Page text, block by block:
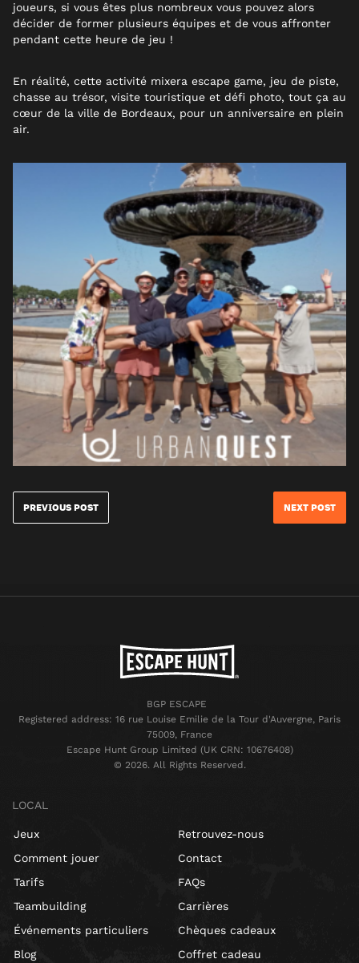
joueurs, si vous êtes plus nombreux vous pouvez alors
décider de former plusieurs équipes et de vous affronter
pendant cette heure de jeu !
En réalité, cette activité mixera escape game, jeu de piste,
chasse au trésor, visite touristique et défi photo, tout ça au
cœur de la ville de Bordeaux, pour un anniversaire en plein
air.
PREVIOUS POST NEXT POST
BGP ESCAPE
Registered address: 16 rue Louise Emilie de la Tour d'Auvergne, Paris
75009, France
Escape Hunt Group Limited (UK CRN: 10676408)
©️ 2026. All Rights Reserved.
LOCAL
Jeux
Comment jouer
Tarifs
Teambuilding
Événements particuliers
Blog
Retrouvez-nous
Contact
FAQs
Carrières
Chèques cadeaux
Coffret cadeau